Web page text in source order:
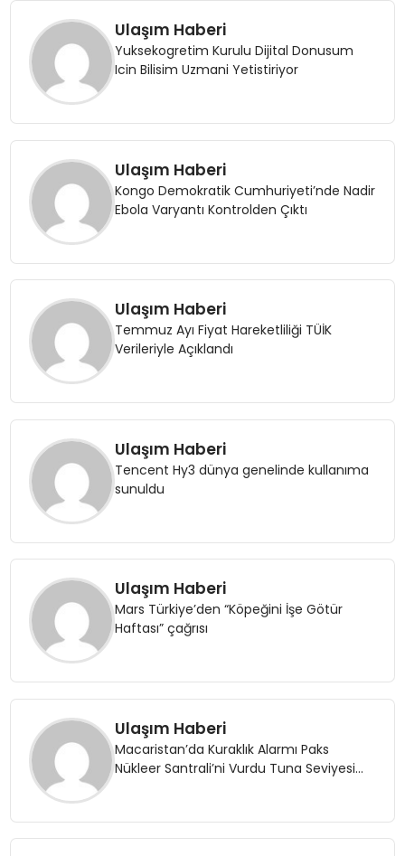
Ulaşım Haberi
Yuksekogretim Kurulu Dijital Donusum
Icin Bilisim Uzmani Yetistiriyor
Ulaşım Haberi
Kongo Demokratik Cumhuriyeti’nde Nadir
Ebola Varyantı Kontrolden Çıktı
Ulaşım Haberi
Temmuz Ayı Fiyat Hareketliliği TÜİK
Verileriyle Açıklandı
Ulaşım Haberi
Tencent Hy3 dünya genelinde kullanıma
sunuldu
Ulaşım Haberi
Mars Türkiye’den “Köpeğini İşe Götür
Haftası” çağrısı
Ulaşım Haberi
Macaristan’da Kuraklık Alarmı Paks
Nükleer Santrali’ni Vurdu Tuna Seviyesi